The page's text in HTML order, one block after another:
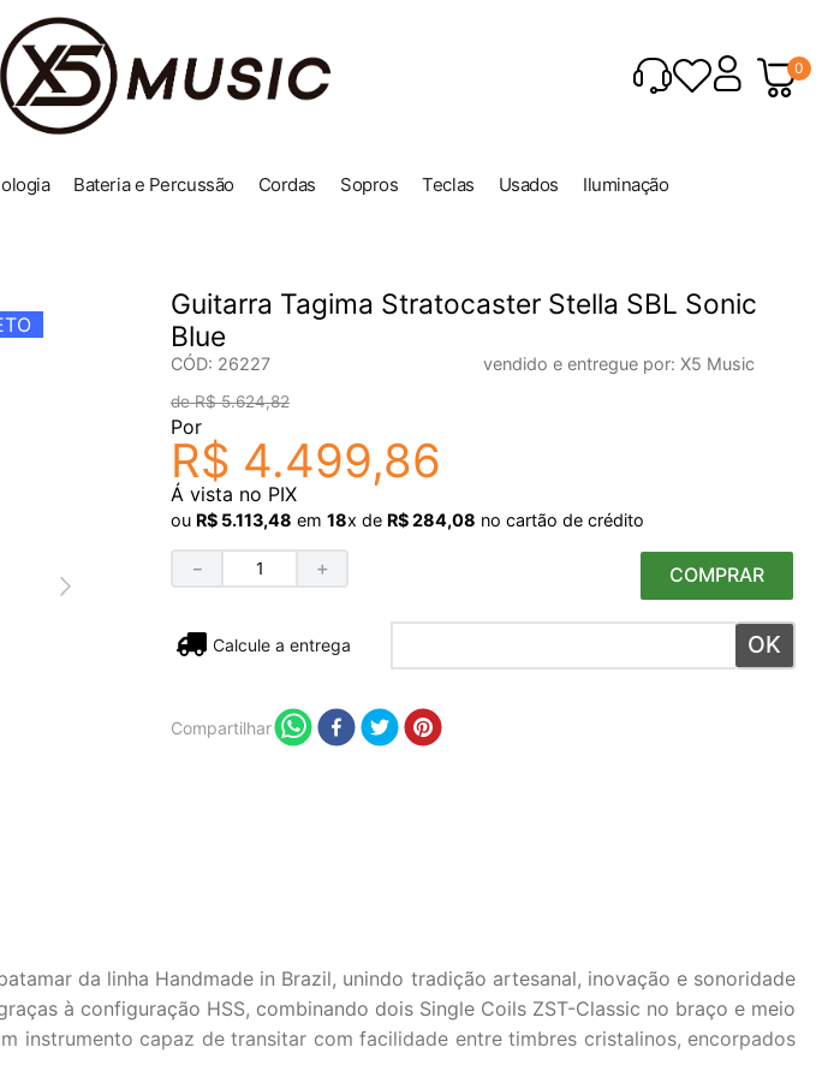
0
Bateria e Percussão Cordas Sopros Teclas Usados Iluminação
Guitarra Tagima Stratocaster Stella SBL Sonic
Blue
CÓD: 26227 vendido e entregue por: X5 Music
R$ 5.624,82
Por
R$ 4.499,86
Á vista no PIX
ou R$ 5.113,48 em 18x de R$284,08 no cartão de crédito
＋
－ COMPRAR
Não sei meu CEP
Compartilhar
da linha Handmade in Brazil, unindo tradição artesanal, inovação e sonoridade
à configuração HSS, combinando dois Single Coils ZST-Classic no braço e meio
instrumento capaz de transitar com facilidade entre timbres cristalinos, encorpados